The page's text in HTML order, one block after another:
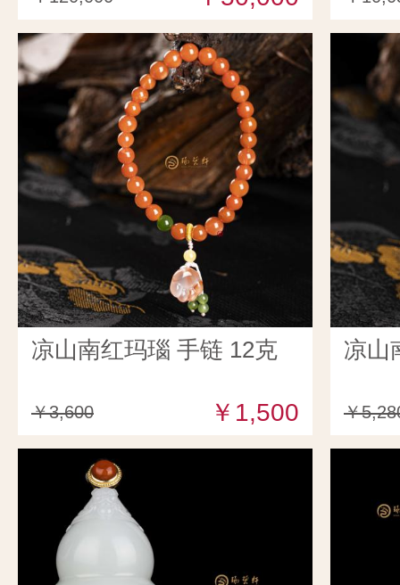
凉山南红玛瑙 手链 12克
￥3,600 ￥1,500
凉山
￥